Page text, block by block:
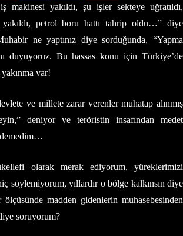
makinesi yakıldı, şu işler sekteye uğratıldı,
petrol boru hattı tahrip oldu…” diye
ne yaptınız diye sorduğunda, “Yapma
duyuyoruz. Bu hassas konu için Türkiye’de
var!
ve millete zarar verenler muhatap alınmış
deniyor ve teröristin insafından medet
olarak merak ediyorum, yüreklerimizi
söylemiyorum, yıllardır o bölge kalkınsın diye
ölçüsünde madden gidenlerin muhasebesinden
soruyorum?